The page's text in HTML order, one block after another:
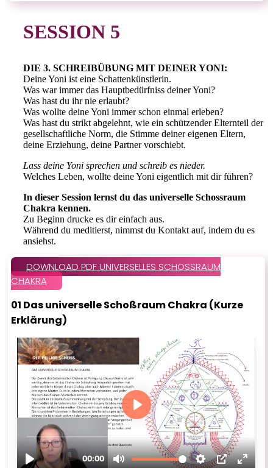
SESSION 5
DIE 3. SCHREIBÜBUNG MIT DEINER YONI:
Deine Yoni ist eine Schattenkünstlerin.
Was war immer das Hauptbedürfniss deiner Yoni?
Was hast du ihr nie erlaubt?
Was wollte deine Yoni immer schon einmal erleben?
Was hast du strikt abgelehnt, wie ein schützender Elternteil der
gesellschaftliche Norm, die Stimme deiner eigenen Eltern,
deine Erziehung, deine Partner vorschiebt.
Lass deine Yoni sprechen und schreib es nieder.
Welches Leben, wollte deine Yoni eigentlich mit dir führen?
In dieser Session lernst du das universelle Schossraum
Chakra kennen.
Zu Beginn drucke es dir einfach aus.
Während du meditierst, nimmst du Kontakt auf, indem du es
ansiehst.
DOWNLOAD PDF UNIVERSELLES SCHOSSRAUM
CHAKRA
01 Das universelle Schoßraum Chakra (Kurze
Erklärung)